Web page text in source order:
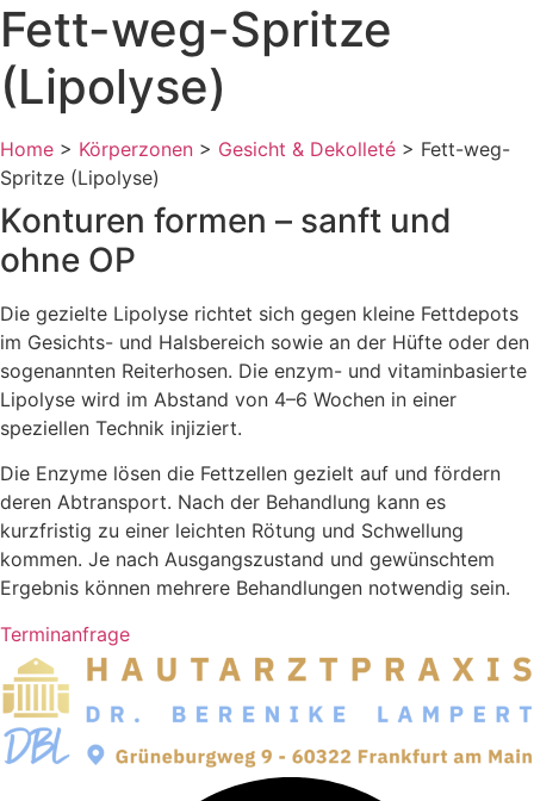
Fett-weg-Spritze
(Lipolyse)
Home > Körperzonen > Gesicht & Dekolleté > Fett-weg-
Spritze (Lipolyse)
Konturen formen – sanft und
ohne OP
Die gezielte Lipolyse richtet sich gegen kleine Fettdepots
im Gesichts- und Halsbereich sowie an der Hüfte oder den
sogenannten Reiterhosen. Die enzym- und vitaminbasierte
Lipolyse wird im Abstand von 4–6 Wochen in einer
speziellen Technik injiziert.
Die Enzyme lösen die Fettzellen gezielt auf und fördern
deren Abtransport. Nach der Behandlung kann es
kurzfristig zu einer leichten Rötung und Schwellung
kommen. Je nach Ausgangszustand und gewünschtem
Ergebnis können mehrere Behandlungen notwendig sein.
Terminanfrage